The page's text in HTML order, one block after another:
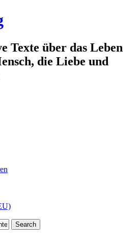
Texte über das Leben
die Liebe und